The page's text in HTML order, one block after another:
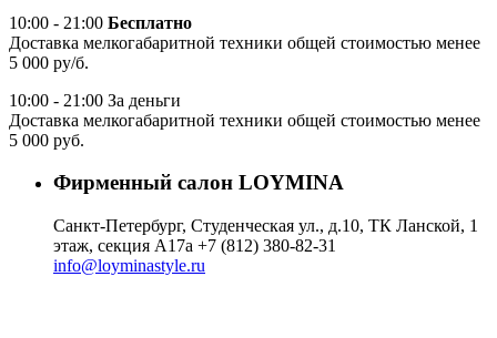
10:00 - 21:00 Бесплатно
Доставка мелкогабаритной техники общей стоимостью менее
5 000 ру/б.
10:00 - 21:00 За деньги
Доставка мелкогабаритной техники общей стоимостью менее
5 000 руб.
Фирменный салон LOYMINA
Санкт-Петербург, Студенческая ул., д.10, ТК Ланской, 1
этаж, секция А17а +7 (812) 380-82-31
info@loyminastyle.ru